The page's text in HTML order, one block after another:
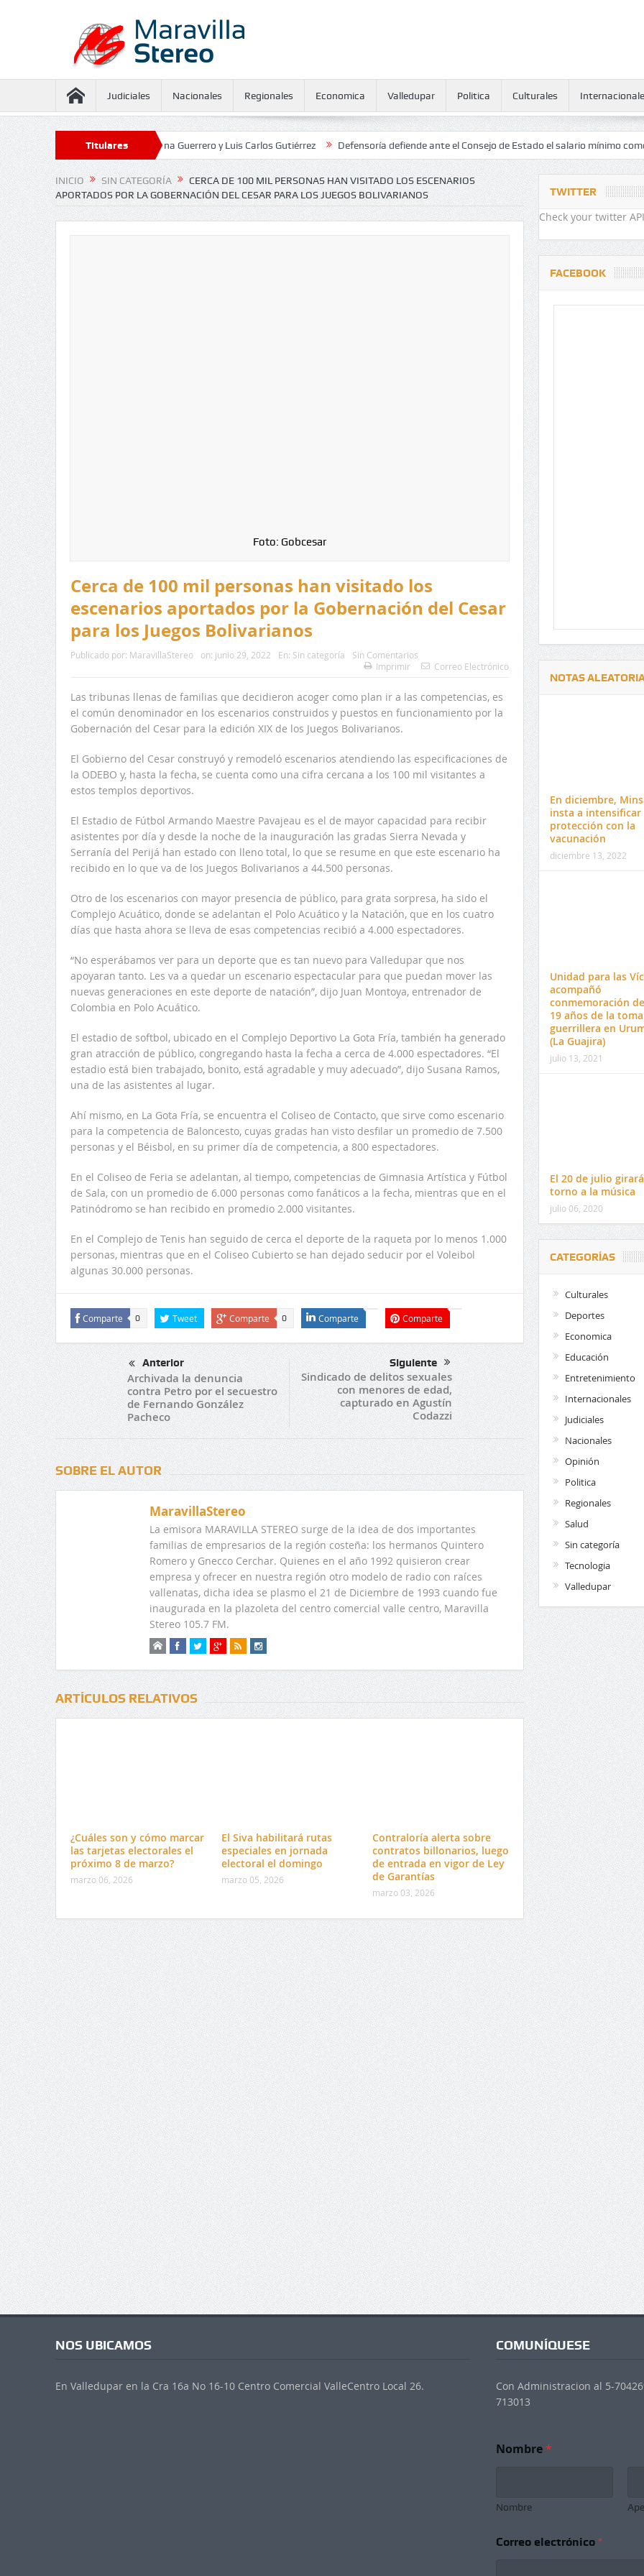
Judiciales Nacionales Regionales Economica Valledupar Politica Culturales
Titulares
contra Juliana Guerrero y Luis Carlos Gutiérrez Defensoría defiende ante el Consejo de Estado el salario mínimo como derecho
INICIO SIN CATEGORÍA
CERCA DE 100 MIL PERSONAS HAN VISITADO LOS ESCENARIOS
APORTADOS POR LA GOBERNACIÓN DEL CESAR PARA LOS JUEGOS BOLIVARIANOS
Foto: Gobcesar
Cerca de 100 mil personas han visitado los
escenarios aportados por la Gobernación del Cesar
para los Juegos Bolivarianos
Publicado por: MaravillaStereo on: junio 29, 2022 En: Sin categoría
Sin Comentarios
Imprimir
Correo Electrónico
Las tribunas llenas de familias que decidieron acoger como plan ir a las competencias, es
el común denominador en los escenarios construidos y puestos en funcionamiento por la
Gobernación del Cesar para la edición XIX de los Juegos Bolivarianos.
El Gobierno del Cesar construyó y remodeló escenarios atendiendo las especificaciones de
la ODEBO y, hasta la fecha, se cuenta como una cifra cercana a los 100 mil visitantes a
estos templos deportivos.
El Estadio de Fútbol Armando Maestre Pavajeau es el de mayor capacidad para recibir
asistentes por día y desde la noche de la inauguración las gradas Sierra Nevada y
Serranía del Perijá han estado con lleno total, lo que se resume en que este escenario ha
recibido en lo que va de los Juegos Bolivarianos a 44.500 personas.
Otro de los escenarios con mayor presencia de público, para grata sorpresa, ha sido el
Complejo Acuático, donde se adelantan el Polo Acuático y la Natación, que en los cuatro
días que hasta ahora se lleva de esas competencias recibió a 4.000 espectadores.
“No esperábamos ver para un deporte que es tan nuevo para Valledupar que nos
apoyaran tanto. Les va a quedar un escenario espectacular para que puedan mover las
nuevas generaciones en este deporte de natación”, dijo Juan Montoya, entrenador de
Colombia en Polo Acuático.
El estadio de softbol, ubicado en el Complejo Deportivo La Gota Fría, también ha generado
gran atracción de público, congregando hasta la fecha a cerca de 4.000 espectadores. “El
estadio está bien trabajado, bonito, está agradable y muy adecuado”, dijo Susana Ramos,
una de las asistentes al lugar.
Ahí mismo, en La Gota Fría, se encuentra el Coliseo de Contacto, que sirve como escenario
para la competencia de Baloncesto, cuyas gradas han visto desfilar un promedio de 7.500
personas y el Béisbol, en su primer día de competencia, a 800 espectadores.
En el Coliseo de Feria se adelantan, al tiempo, competencias de Gimnasia Artística y Fútbol
de Sala, con un promedio de 6.000 personas como fanáticos a la fecha, mientras que en el
Patinódromo se han recibido en promedio 2.000 visitantes.
En el Complejo de Tenis han seguido de cerca el deporte de la raqueta por lo menos 1.000
personas, mientras que en el Coliseo Cubierto se han dejado seducir por el Voleibol
algunas 30.000 personas.
Comparte 0 Tweet Comparte 0 Comparte Comparte
Anterior
Archivada la denuncia
contra Petro por el secuestro
de Fernando González
Pacheco
Siguiente
Sindicado de delitos sexuales
con menores de edad,
capturado en Agustín
Codazzi
SOBRE EL AUTOR
MaravillaStereo
La emisora MARAVILLA STEREO surge de la idea de dos importantes
familias de empresarios de la región costeña: los hermanos Quintero
Romero y Gnecco Cerchar. Quienes en el año 1992 quisieron crear
empresa y ofrecer en nuestra región otro modelo de radio con raíces
vallenatas, dicha idea se plasmo el 21 de Diciembre de 1993 cuando fue
inaugurada en la plazoleta del centro comercial valle centro, Maravilla
Stereo 105.7 FM.
ARTÍCULOS RELATIVOS
¿Cuáles son y cómo marcar
las tarjetas electorales el
próximo 8 de marzo?
marzo 06, 2026
El Siva habilitará rutas
especiales en jornada
electoral el domingo
marzo 05, 2026
Contraloría alerta sobre
contratos billonarios, luego
de entrada en vigor de Ley
de Garantías
marzo 03, 2026
TWITTER
Check your twitter
FACEBOOK
NOTAS
En diciembre,
insta a intensificar
protección con la
vacunación
diciembre 13, 2022
Unidad para las
acompañó
conmemoración
19 años de la toma
guerrillera en
(La Guajira)
julio 13, 2021
El 20 de julio
torno a la música
julio 06, 2020
CATEGORÍAS
Culturales
Deportes
Economica
Educación
Entretenimiento
Internacionales
Judiciales
Nacionales
Opinión
Politica
Regionales
Salud
Sin categoría
Tecnologia
Valledupar
Delwin Jiménez, nuevo Contralor
El 17 de enero vence
venta de pines para
preuniversitario de la
NOS UBICAMOS
En Valledupar en la Cra 16a No 16-10 Centro Comercial ValleCentro Local 26.
COMUNÍQUESE
Con Administracion al 5-
713013
Nombre*
Nombre
Correo electrónico *